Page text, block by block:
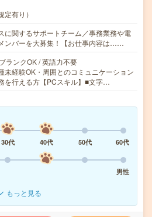
定有り）
に関するサポートチーム／事務業務や電
ンバーを大募集！【お仕事内容は……
ランクOK / 英語力不要
未経験OK・周囲とのコミュニケーション
を行える方【PCスキル】■文字…
30代 40代 50代
60代
男性
もっと見る